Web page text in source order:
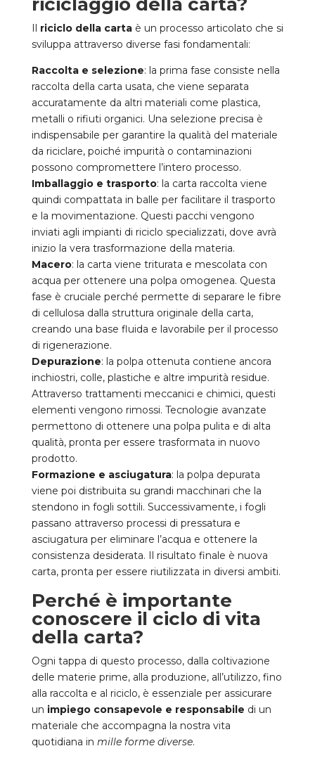
Il riciclo della cartaè un processo articolato che si
sviluppa attraverso diverse fasi fondamentali:
Raccolta e selezione: la prima fase consiste nella
raccolta della carta usata, che viene separata
accuratamente da altri materiali come plastica,
metalli o rifiuti organici. Una selezione precisa è
indispensabile per garantire la qualità del materiale
da riciclare, poiché impurità o contaminazioni
possono compromettere l’intero processo.
Imballaggio e trasporto: la carta raccolta viene
quindi compattata in balle per facilitare il trasporto
e la movimentazione. Questi pacchi vengono
inviati agli impianti di riciclo specializzati, dove avrà
inizio la vera trasformazione della materia.
Macero: la carta viene triturata e mescolata con
acqua per ottenere una polpa omogenea. Questa
fase è cruciale perché permette di separare le fibre
di cellulosa dalla struttura originale della carta,
creando una base fluida e lavorabile per il processo
di rigenerazione.
Depurazione: la polpa ottenuta contiene ancora
inchiostri, colle, plastiche e altre impurità residue.
Attraverso trattamenti meccanici e chimici, questi
elementi vengono rimossi. Tecnologie avanzate
permettono di ottenere una polpa pulita e di alta
qualità, pronta per essere trasformata in nuovo
prodotto.
Formazione e asciugatura: la polpa depurata
viene poi distribuita su grandi macchinari che la
stendono in fogli sottili. Successivamente, i fogli
passano attraverso processi di pressatura e
asciugatura per eliminare l’acqua e ottenere la
consistenza desiderata. Il risultato finale è nuova
carta, pronta per essere riutilizzata in diversi ambiti.
Perché è importante
conoscere il ciclo di vita
della carta?
Ogni tappa di questo processo, dalla coltivazione
delle materie prime, alla produzione, all’utilizzo, fino
alla raccolta e al riciclo, è essenziale per assicurare
un impiego consapevole e responsabile di un
materiale che accompagna la nostra vita
quotidiana in mille forme diverse.